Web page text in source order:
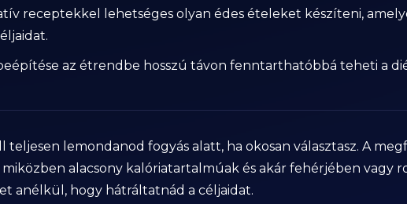
receptekkel lehetséges olyan édes ételeket készíteni,
az étrendbe hosszú távon fenntarthatóbbá teheti a
teljesen lemondanod fogyás alatt, ha okosan választasz. A
alacsony kalóriatartalmúak és akár fehérjében vagy
anélkül, hogy hátráltatnád a céljaidat.